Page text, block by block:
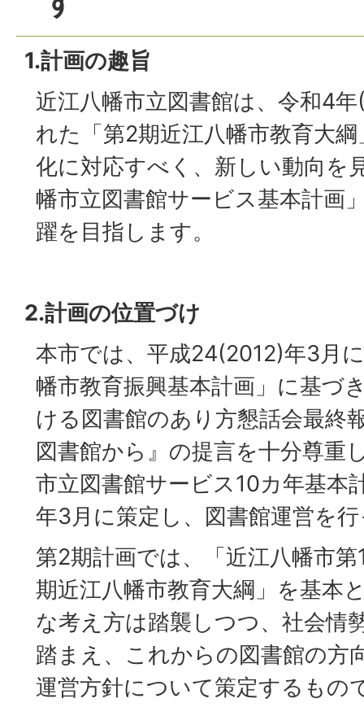
1.計画の趣旨
近江八幡市立図書館は、令和4
れた「第2期近江八幡市教育大
化に対応すべく、新しい動向を
幡市立図書館サービス基本計画
躍を目指します。
2.計画の位置づけ
本市では、平成24(2012)年3月
幡市教育振興基本計画」に基づ
ける図書館のあり方懇話会最終
図書館から』の提言を十分尊重
市立図書館サービス10カ年基本
年3月に策定し、図書館運営を
第2期計画では、「近江八幡市
期近江八幡市教育大綱」を基本
な考え方は踏襲しつつ、社会情
踏まえ、これからの図書館の方
運営方針について策定するもの